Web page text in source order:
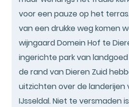
voor een pauze op het
van een drukke weg komen
wijngaard Domein Hof te
ingerichte park van
de rand van Dieren Zuid
uitzichten over de landerijen
IJsseldal. Niet te versmaden